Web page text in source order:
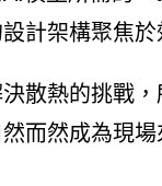
計架構聚焦於
散熱的挑戰
而然成為現